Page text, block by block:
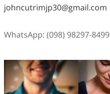
johncutrimjp30@gmail.com
WhatsApp: (098) 98297-8499